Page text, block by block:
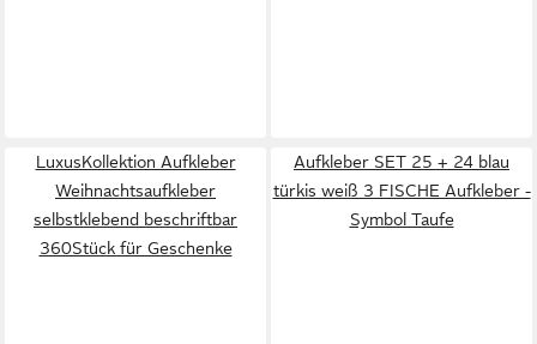
LuxusKollektion Aufkleber
Weihnachtsaufkleber
selbstklebend beschriftbar
360Stück für Geschenke
Aufkleber SET 25 + 24 blau
türkis weiß 3 FISCHE Aufkleber -
Symbol Taufe